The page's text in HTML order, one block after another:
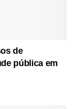
de
pública em